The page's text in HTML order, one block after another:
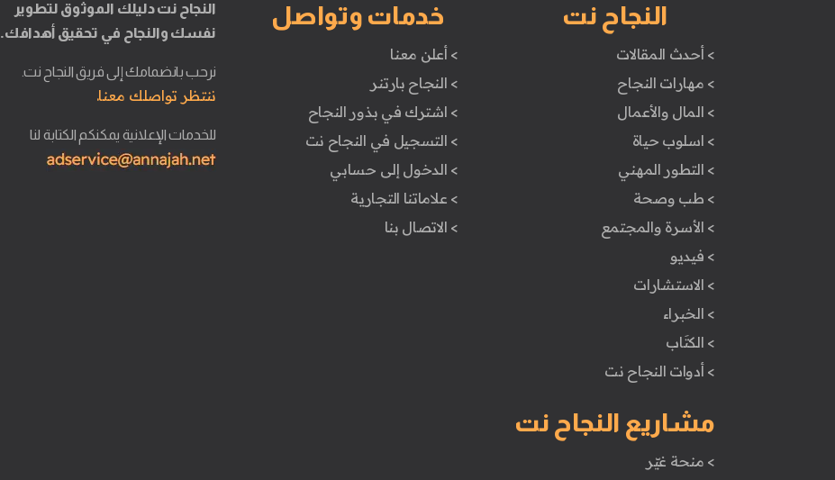
النجاح نت
> أحدث المقالات
> مهارات النجاح
> المال والأعمال
> اسلوب حياة
> التطور المهني
> طب وصحة
> الأسرة والمجتمع
> فيديو
> الاستشارات
> الخبراء
> الكتَاب
> أدوات النجاح نت
مشاريع النجاح نت
> منحة غيّر
خدمات وتواصل
> أعلن معنا
> النجاح بارتنر
> اشترك في بذور النجاح
> التسجيل في النجاح نت
> الدخول إلى حسابي
> علاماتنا التجارية
> الاتصال بنا
النجاح نت دليلك الموثوق لتطوير
نفسك والنجاح في تحقيق أهدافك.
نرحب بانضمامك إلى فريق النجاح نت.
ننتظر تواصلك معنا.
للخدمات الإعلانية يمكنكم الكتابة لنا